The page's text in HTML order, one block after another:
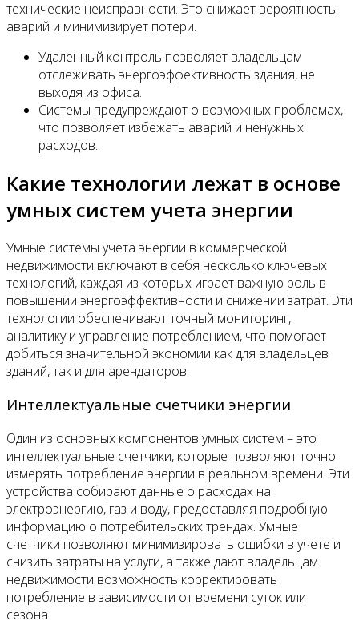
технические неисправности. Это снижает вероятность
аварий и минимизирует потери.
Удаленный контроль позволяет владельцам
отслеживать энергоэффективность здания, не
выходя из офиса.
Системы предупреждают о возможных проблемах,
что позволяет избежать аварий и ненужных
расходов.
Какие технологии лежат в основе
умных систем учета энергии
Умные системы учета энергии в коммерческой
недвижимости включают в себя несколько ключевых
технологий, каждая из которых играет важную роль в
повышении энергоэффективности и снижении затрат. Эти
технологии обеспечивают точный мониторинг,
аналитику и управление потреблением, что помогает
добиться значительной экономии как для владельцев
зданий, так и для арендаторов.
Интеллектуальные счетчики энергии
Один из основных компонентов умных систем – это
интеллектуальные счетчики, которые позволяют точно
измерять потребление энергии в реальном времени. Эти
устройства собирают данные о расходах на
электроэнергию, газ и воду, предоставляя подробную
информацию о потребительских трендах. Умные
счетчики позволяют минимизировать ошибки в учете и
снизить затраты на услуги, а также дают владельцам
недвижимости возможность корректировать
потребление в зависимости от времени суток или
сезона.